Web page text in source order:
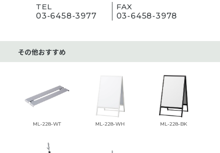
TEL
03-6458-3977
FAX
03-6458-3978
その他おすすめ
ML-228-WT ML-228-WH ML-228-BK